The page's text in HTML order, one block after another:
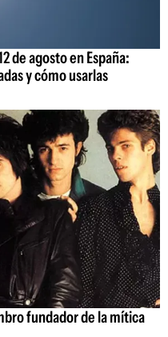
de agosto en España:
y cómo usarlas
fundador de la mítica